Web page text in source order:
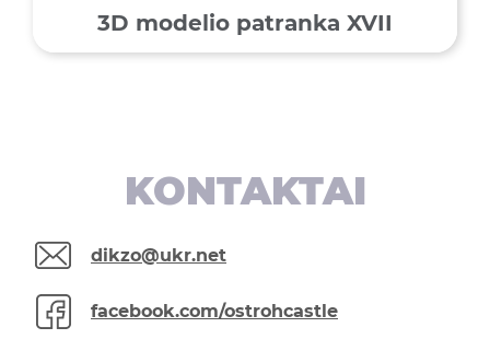
3D modelio patranka XVII
KONTAKTAI
dikzo@ukr.net
facebook.com/ostrohcastle